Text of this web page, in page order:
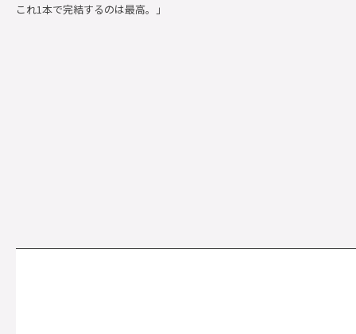
これ1本で完結するのは最高。」